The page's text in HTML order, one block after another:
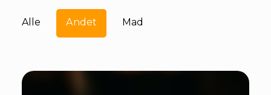
Alle Andet Mad